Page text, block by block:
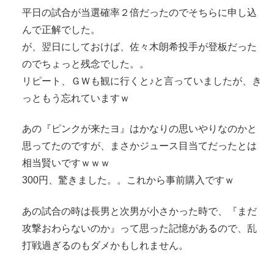
平日の試合が当選確率２倍だったのでそちらに申し込
んで正解でした。
が、翌日にしておけば、佐々木朗希投手が登板だった
のでちょっと残念でした。。
リピート、ＧＷも観に行くと♪と言っていましたが、き
っともう忘れていますｗ
あの『ピンクが来たヨ』はかなりの思いやりなのかと
思ってたのですが、まさかジュース目当てだったとは
相当賢いですｗｗｗ
300円、驚きました。。これから事前購入ですｗ
あの試合の時は長男と次男が小さかった時で、『まだ
攻撃おわらないのか』って思った記憶があるので、乱
打戦過ぎるのもダメかもしれません。